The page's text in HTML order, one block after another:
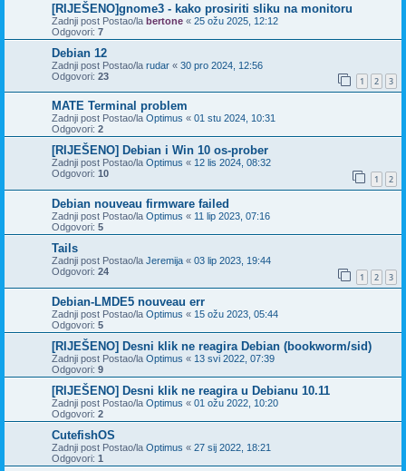
[RIJEŠENO]gnome3 - kako prosiriti sliku na monitoru
Zadnji post Postao/la bertone « 25 ožu 2025, 12:12
Odgovori: 7
Debian 12
Zadnji post Postao/la rudar « 30 pro 2024, 12:56
Odgovori: 23 1 2 3
MATE Terminal problem
Zadnji post Postao/la Optimus « 01 stu 2024, 10:31
Odgovori: 2
[RIJEŠENO] Debian i Win 10 os-prober
Zadnji post Postao/la Optimus « 12 lis 2024, 08:32
Odgovori: 10 1 2
Debian nouveau firmware failed
Zadnji post Postao/la Optimus « 11 lip 2023, 07:16
Odgovori: 5
Tails
Zadnji post Postao/la Jeremija « 03 lip 2023, 19:44
Odgovori: 24 1 2 3
Debian-LMDE5 nouveau err
Zadnji post Postao/la Optimus « 15 ožu 2023, 05:44
Odgovori: 5
[RIJEŠENO] Desni klik ne reagira Debian (bookworm/sid)
Zadnji post Postao/la Optimus « 13 svi 2022, 07:39
Odgovori: 9
[RIJEŠENO] Desni klik ne reagira u Debianu 10.11
Zadnji post Postao/la Optimus « 01 ožu 2022, 10:20
Odgovori: 2
CutefishOS
Zadnji post Postao/la Optimus « 27 sij 2022, 18:21
Odgovori: 1